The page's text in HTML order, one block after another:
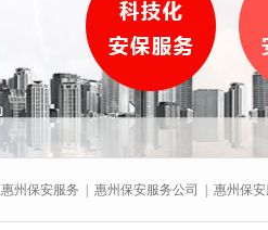
惠州保安服务 惠州保安服务公司 惠州保